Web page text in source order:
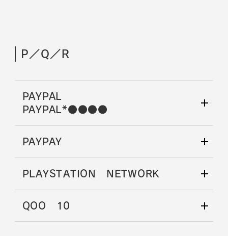
P／Q／R
PAYPAL
PAYPAL*●●●●
PAYPAY
PLAYSTATION NETWORK
QOO 10